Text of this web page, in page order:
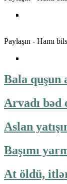
Paylaşın - Hamı
Bala quşun
Arvadı bəd
Aslan
Başımı
At öldü,